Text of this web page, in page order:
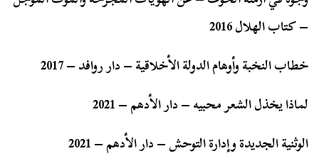
– كتاب الهلال 2016
خطاب النخبة وأوهام الدولة الأخلاقية – دار روافد – 2017
لماذا يخذل الشعر محبيه – دار الأدهم – 2021
الوثنية الجديدة وإدارة التوحش – دار الأدهم – 2021